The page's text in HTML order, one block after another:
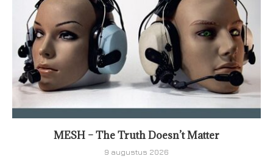
MESH – The Truth Doesn’t Matter
9 augustus 2026